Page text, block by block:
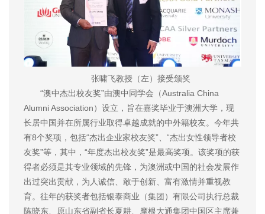
张啸飞教授（左）接受颁奖
“澳中杰出校友奖”由澳中同学会（Australia China
Alumni Association）设立，旨在嘉奖毕业于澳洲大学，现
长居中国并在所属行业取得卓越成就的中外籍校友。今年共
有8个奖项，包括“杰出企业家校友奖”、“杰出女性领导者校
友奖”等，其中，“年度杰出校友奖”是最高奖项。该奖项的获
得者必须是其专业领域的先锋，为澳洲或中国的社会发展作
出过突出贡献，为人诚信、敢于创新、富有激情并重视教
育。往年的获奖者包括银泰商业（集团）有限公司执行总裁
陈晓东、原山东省副省长夏耕、摩根大通集团中国区主席兼